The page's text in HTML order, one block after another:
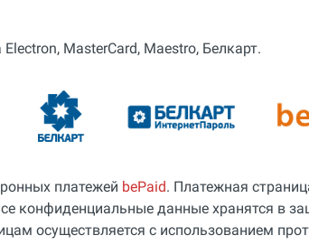
MasterCard, Maestro, Белкарт.
платежей bePaid. Платежная
конфиденциальные данные хранятся в
осуществляется с использованием